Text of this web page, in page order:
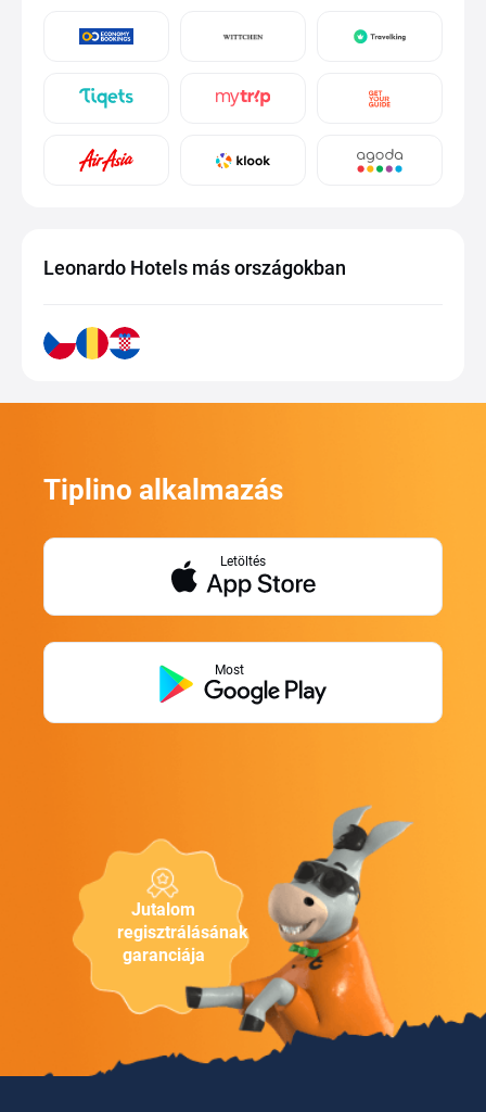
Leonardo Hotels más országokban
Jutalom
regisztrálásának
garanciája
Tiplino alkalmazás
Letöltés
Most